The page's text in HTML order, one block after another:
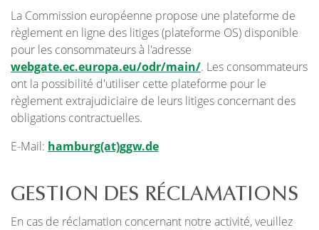
La Commission européenne propose une plateforme de
règlement en ligne des litiges (plateforme OS) disponible
pour les consommateurs à l'adresse
webgate.ec.europa.eu/odr/main/. Les consommateurs
ont la possibilité d'utiliser cette plateforme pour le
règlement extrajudiciaire de leurs litiges concernant des
obligations contractuelles.
E-Mail: hamburg(at)ggw.de
GESTION DES RÉCLAMATIONS
En cas de réclamation concernant notre activité, veuillez